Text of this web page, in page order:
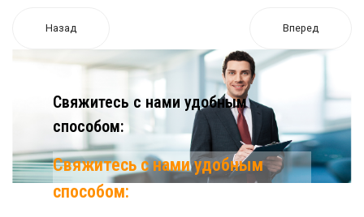
Назад Вперед
Свяжитесь с нами удобным
способом:
Свяжитесь с нами удобным
способом: